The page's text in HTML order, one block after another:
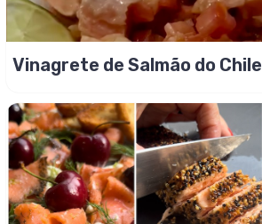
Vinagrete de Salmão do Chile